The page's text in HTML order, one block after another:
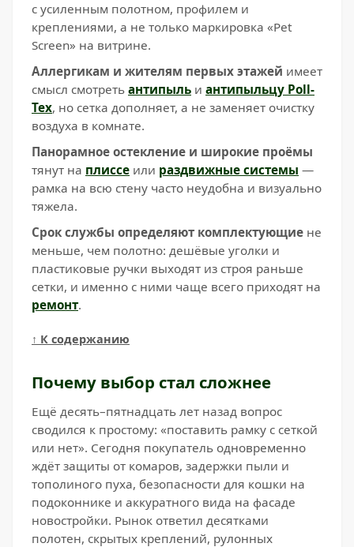
с усиленным полотном, профилем и
креплениями, а не только маркировка «Pet
Screen» на витрине.
Аллергикам и жителям первых этажей имеет
смысл смотреть антипыль и антипыльцу Poll-
Tex, но сетка дополняет, а не заменяет очистку
воздуха в комнате.
Панорамное остекление и широкие проёмы
тянут на плиссе или раздвижные системы —
рамка на всю стену часто неудобна и визуально
тяжела.
Срок службы определяют комплектующие не
меньше, чем полотно: дешёвые уголки и
пластиковые ручки выходят из строя раньше
сетки, и именно с ними чаще всего приходят на
ремонт.
↑ К содержанию
Почему выбор стал сложнее
Ещё десять–пятнадцать лет назад вопрос
сводился к простому: «поставить рамку с сеткой
или нет». Сегодня покупатель одновременно
ждёт защиты от комаров, задержки пыли и
тополиного пуха, безопасности для кошки на
подоконнике и аккуратного вида на фасаде
новостройки. Рынок ответил десятками
полотен, скрытых креплений, рулонных